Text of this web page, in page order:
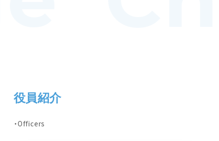
役員紹介
Officers